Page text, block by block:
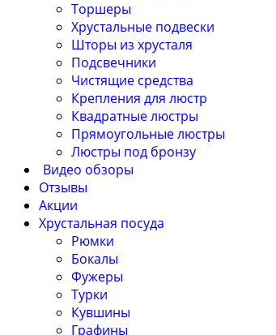
Торшеры
Хрустальные подвески
Шторы из хрусталя
Подсвечники
Чистящие средства
Крепления для люстр
Квадратные люстры
Прямоугольные люстры
Люстры под бронзу
Видео обзоры
Отзывы
Акции
Хрустальная посуда
Рюмки
Бокалы
Фужеры
Турки
Кувшины
Графины